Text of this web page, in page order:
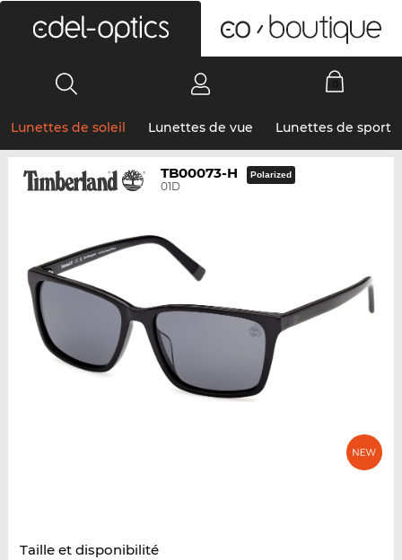
Lunettes de soleil Lunettes de vue Lunettes de sport
TB00073-H
01D
Polarized
Taille et disponibilité